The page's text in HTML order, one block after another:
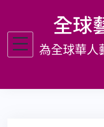
主
全球
為全球華人